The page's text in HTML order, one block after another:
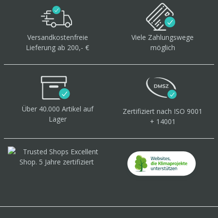
Versandkostenfreie
Lieferung ab 200,- €
Viele Zahlungswege
möglich
Über 40.000 Artikel auf
Lager
Zertifiziert nach ISO 9001
+ 14001